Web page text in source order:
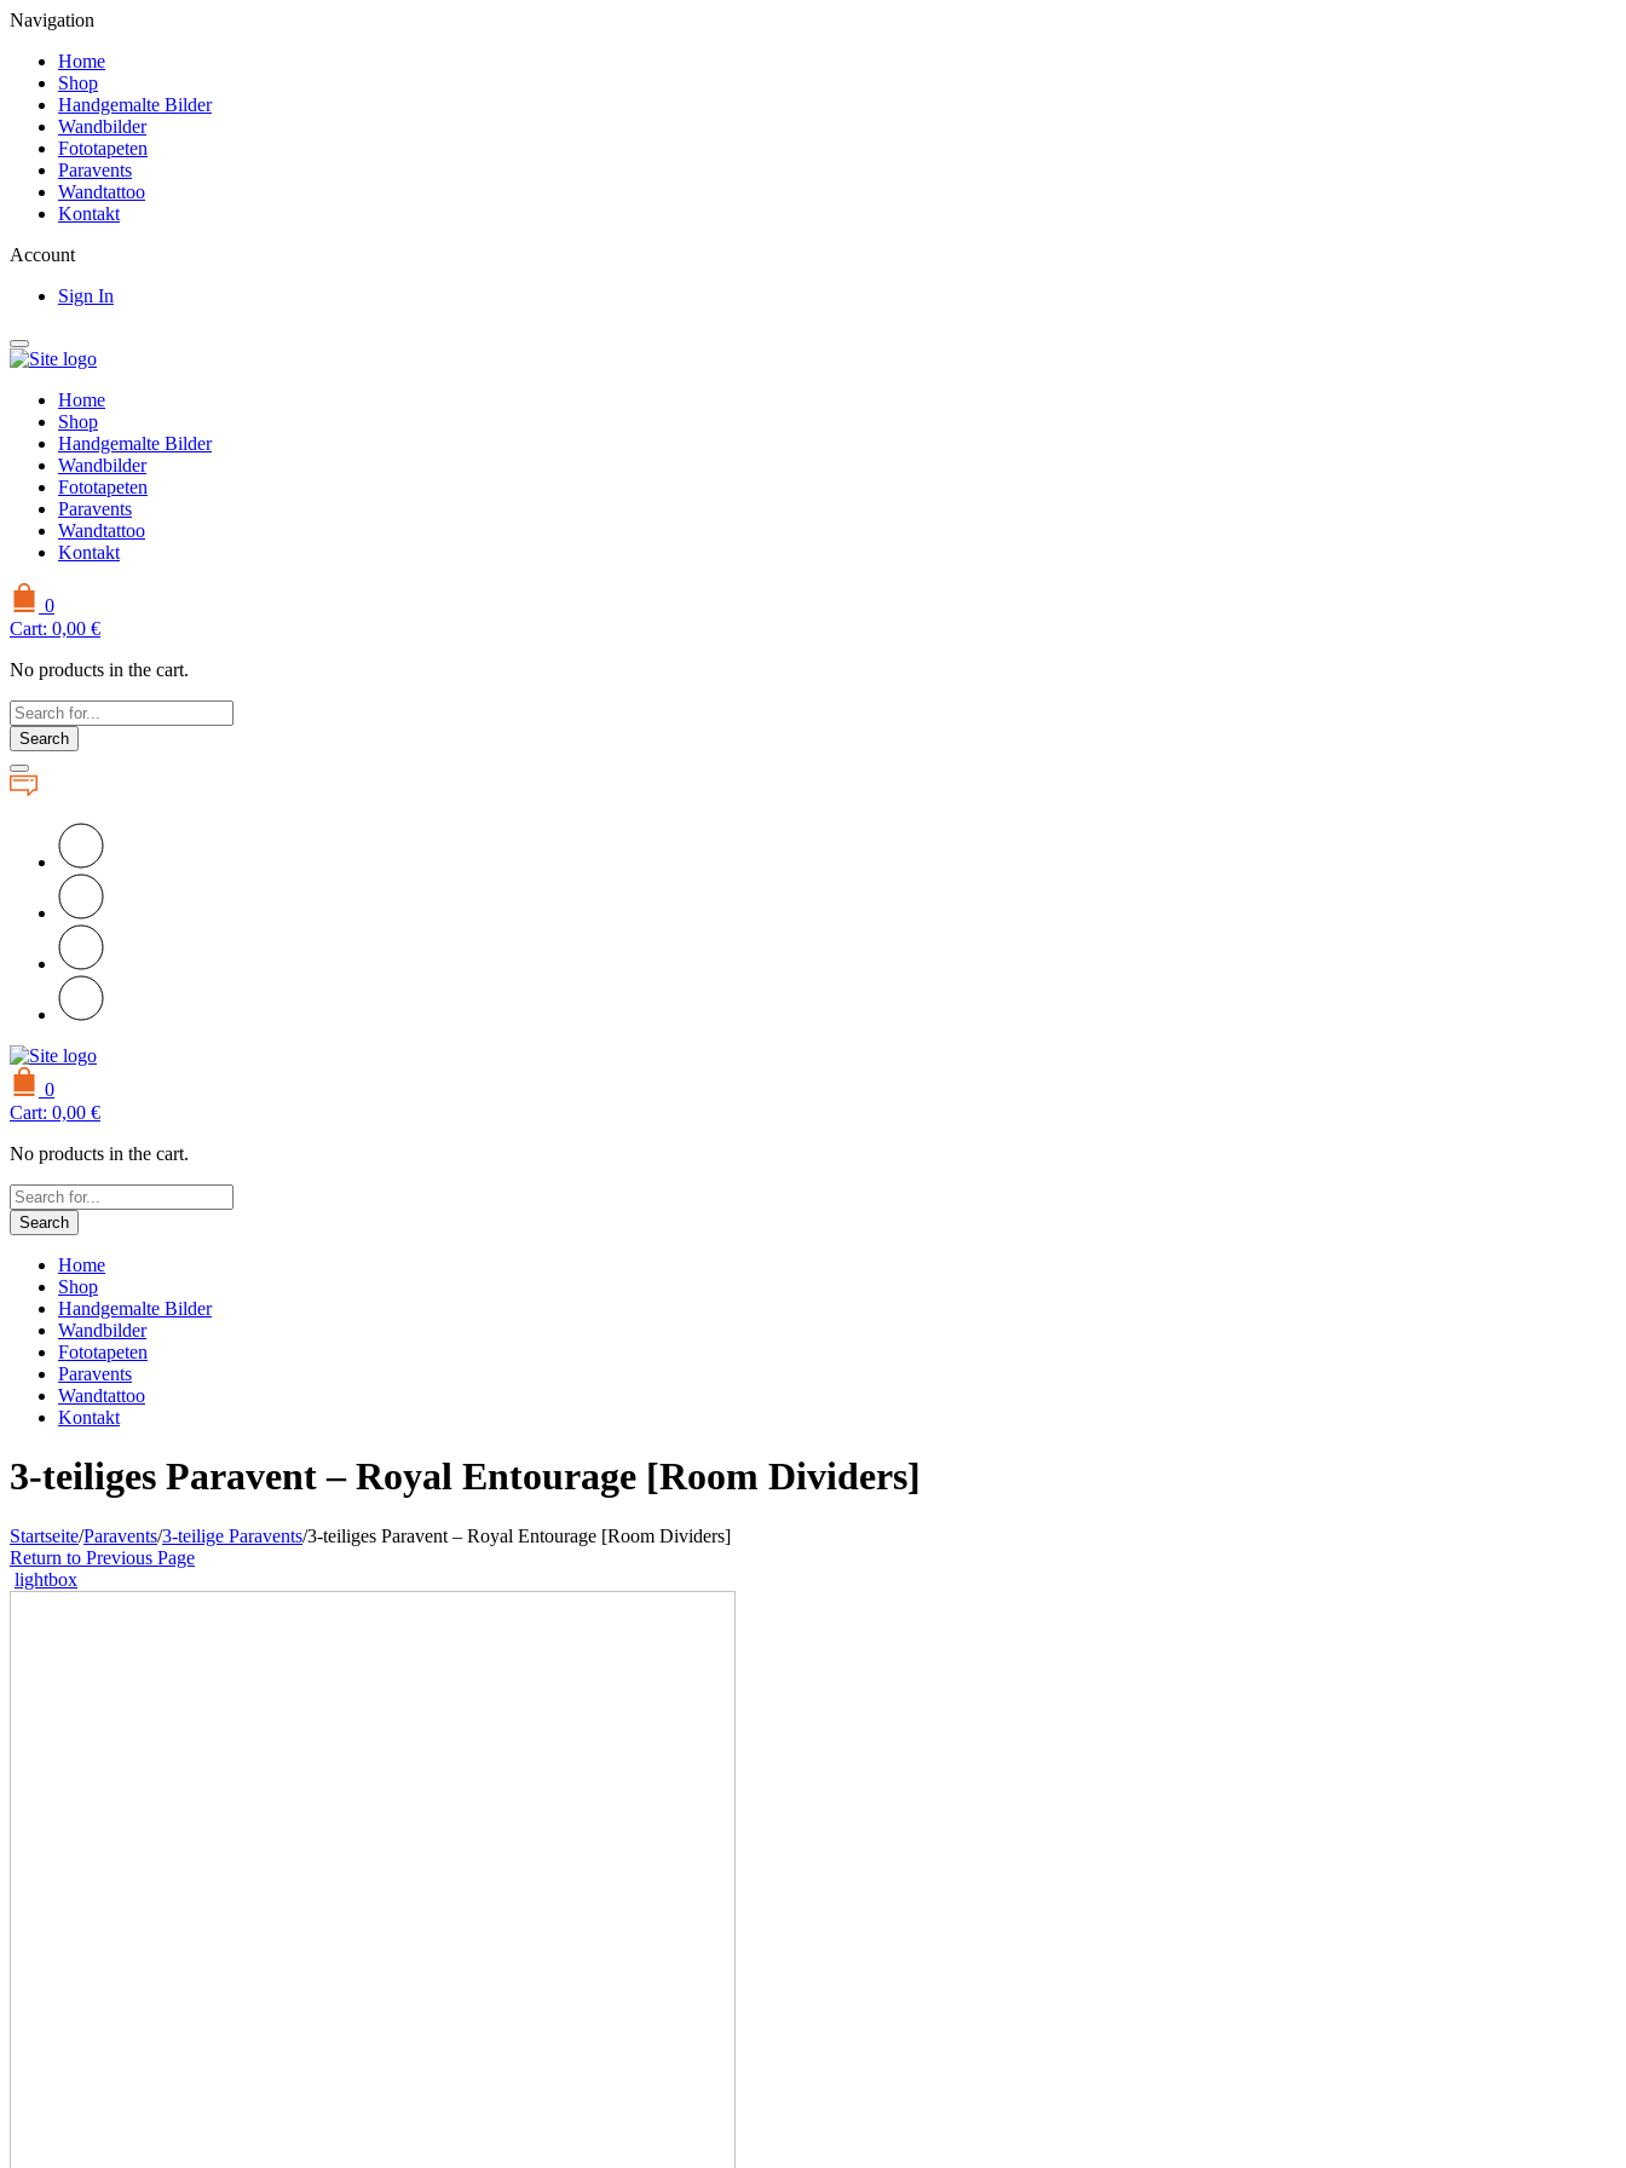
Navigation
Home
Shop
Handgemalte Bilder
Wandbilder
Fototapeten
Paravents
Wandtattoo
Kontakt
Account
Sign In
Home
Shop
Handgemalte Bilder
Wandbilder
Fototapeten
Paravents
Wandtattoo
Kontakt
0
Cart: 0,00 €
No products in the cart.
Search
0
Cart: 0,00 €
No products in the cart.
Search
Home
Shop
Handgemalte Bilder
Wandbilder
Fototapeten
Paravents
Wandtattoo
Kontakt
3-teiliges Paravent – Royal Entourage [Room Dividers]
Startseite/Paravents/3-teilige Paravents/3-teiliges Paravent – Royal Entourage [Room Dividers]
Return to Previous Page
lightbox